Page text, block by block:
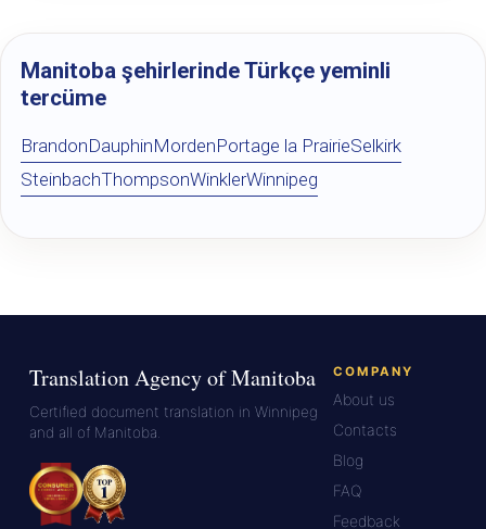
Manitoba şehirlerinde Türkçe yeminli
tercüme
BrandonDauphinMordenPortage la PrairieSelkirk
SteinbachThompsonWinklerWinnipeg
Translation Agency of Manitoba
Certified document translation in Winnipeg
and all of Manitoba.
COMPANY
About us
Contacts
Blog
FAQ
Feedback